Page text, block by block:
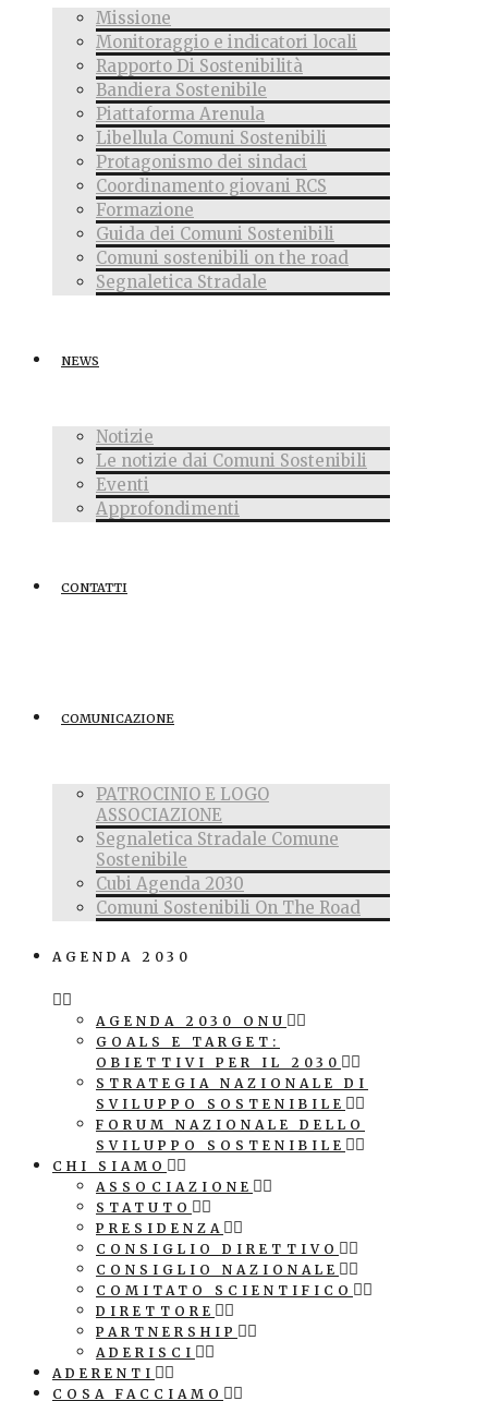
Missione
Monitoraggio e indicatori locali
Rapporto Di Sostenibilità
Bandiera Sostenibile
Piattaforma Arenula
Libellula Comuni Sostenibili
Protagonismo dei sindaci
Coordinamento giovani RCS
Formazione
Guida dei Comuni Sostenibili
Comuni sostenibili on the road
Segnaletica Stradale
NEWS
Notizie
Le notizie dai Comuni Sostenibili
Eventi
Approfondimenti
CONTATTI
COMUNICAZIONE
PATROCINIO E LOGO
ASSOCIAZIONE
Segnaletica Stradale Comune
Sostenibile
Cubi Agenda 2030
Comuni Sostenibili On The Road
AGENDA 2030
AGENDA 2030 ONU
GOALS E TARGET:
OBIETTIVI PER IL 2030
STRATEGIA NAZIONALE DI
SVILUPPO SOSTENIBILE
FORUM NAZIONALE DELLO
SVILUPPO SOSTENIBILE
CHI SIAMO
ASSOCIAZIONE
STATUTO
PRESIDENZA
CONSIGLIO DIRETTIVO
CONSIGLIO NAZIONALE
COMITATO SCIENTIFICO
DIRETTORE
PARTNERSHIP
ADERISCI
ADERENTI
COSA FACCIAMO